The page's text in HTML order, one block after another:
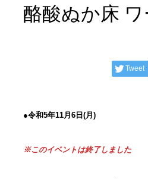
酪酸ぬか床
Tweet
●令和5年11月6日(月)
※このイベントは終了しました